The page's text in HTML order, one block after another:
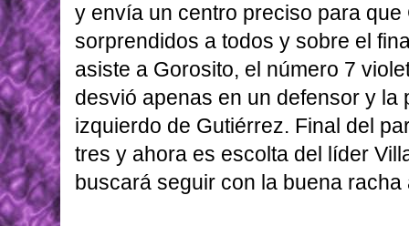
y envía un centro preciso para
sorprendidos a todos y sobre el
asiste a Gorosito, el número 7
desvió apenas en un defensor y la
izquierdo de Gutiérrez. Final del
tres y ahora es escolta del líder
buscará seguir con la buena